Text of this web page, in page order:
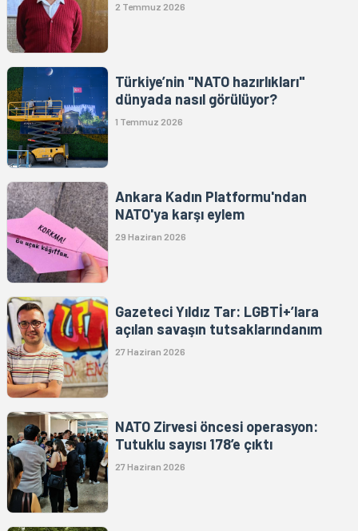
2 Temmuz 2026
Türkiye’nin "NATO hazırlıkları"
dünyada nasıl görülüyor?
1 Temmuz 2026
Ankara Kadın Platformu'ndan
NATO'ya karşı eylem
29 Haziran 2026
Gazeteci Yıldız Tar: LGBTİ+’lara
açılan savaşın tutsaklarındanım
27 Haziran 2026
NATO Zirvesi öncesi operasyon:
Tutuklu sayısı 178’e çıktı
27 Haziran 2026